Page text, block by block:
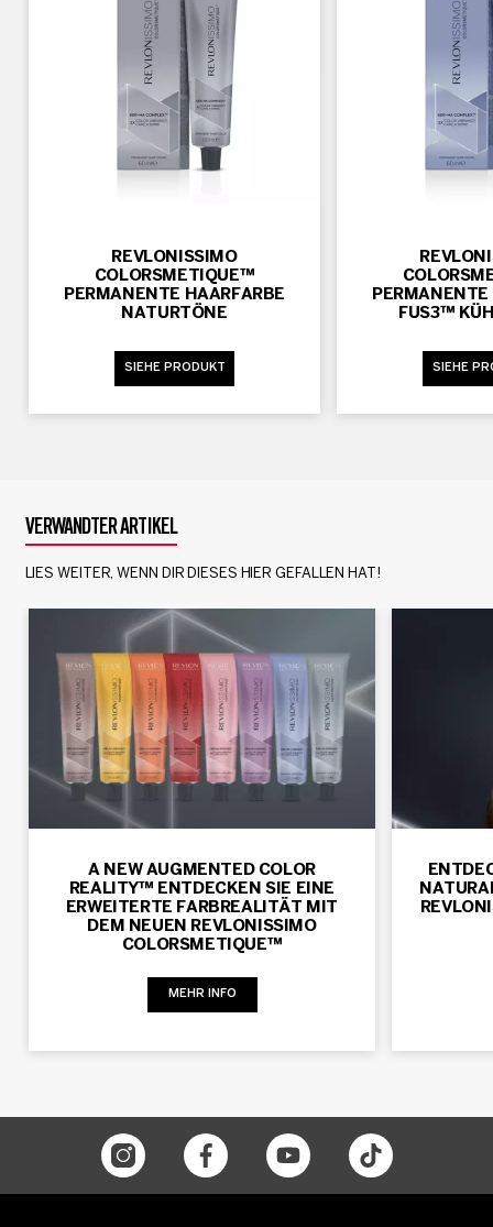
REVLONISSIMO
COLORSMETIQUE™
PERMANENTE HAARFARBE
NATURTÖNE
SIEHE PRODUKT
FUS3™
SIEHE
VERWANDTER ARTIKEL
LIES WEITER, WENN DIR DIESES HIER GEFALLEN HAT!
A NEW AUGMENTED COLOR
REALITY™ ENTDECKEN SIE EINE
ERWEITERTE FARBREALITÄT MIT
DEM NEUEN REVLONISSIMO
COLORSMETIQUE™
MEHR INFO